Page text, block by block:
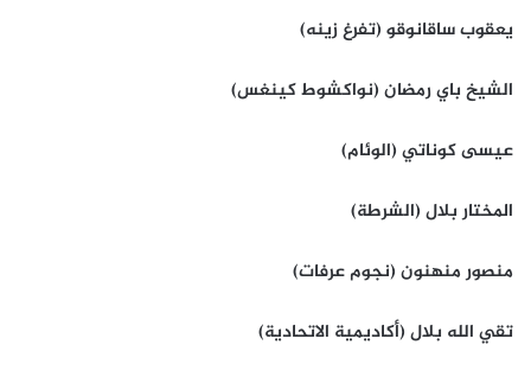
يعقوب ساقانوقو (تفرغ زينه)
الشيخ باي رمضان (نواكشوط كينغس)
عيسى كوناتي (الوئام)
المختار بلال (الشرطة)
منصور منهنون (نجوم عرفات)
تقي الله بلال (أكاديمية الاتحادية)